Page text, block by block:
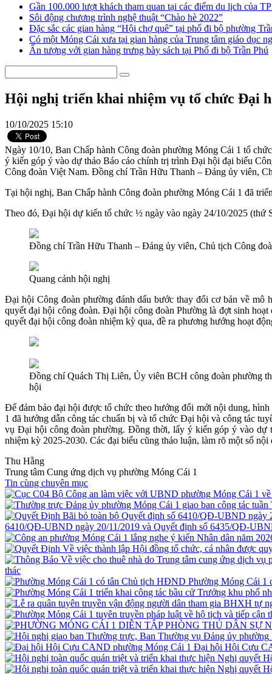
Gần 100.000 lượt khách tham quan tại các điểm du lịch của
Sôi động chương trình nghệ thuật “Chào hè 2022”
Đặc sắc các gian hàng “Hội chợ quê” tại phố đi bộ phường
Có một Móng Cái xưa tại gian hàng của Trung tâm giáo dục
Ấn tượng với gian hàng trưng bày sách tại Phố đi bộ Trần Phú
Hội nghị triển khai nhiệm vụ tổ chức Đại
10/10/2025 15:10
Ngày 10/10, Ban Chấp hành Công đoàn phường Móng Cái 1 tổ
ý kiến góp ý vào dự thảo Báo cáo chính trị trình Đại hội đại biểu
Công đoàn Việt Nam. Đồng chí Trần Hữu Thanh – Đảng ủy viên,
Tại hội nghị, Ban Chấp hành Công đoàn phường Móng Cái 1 đã
Theo đó, Đại hội dự kiến tổ chức ½ ngày vào ngày 24/10/2025 (thứ
Đồng chí Trần Hữu Thanh – Đảng ủy viên, Chủ tịch Công
Quang cảnh hội nghị
Đại hội Công đoàn phường đánh dấu bước thay đổi cơ bản về mô
quyết đại hội công đoàn. Đại hội công đoàn Phường là đợt sinh
quyết đại hội công đoàn nhiệm kỳ qua, đề ra phương hướng hoạt
Đồng chí Quách Thị Liên, Ủy viên BCH công đoàn phường
hội
Để đảm bảo đại hội được tổ chức theo hướng đổi mới nội dung,
1 đã hướng dẫn công tác chuẩn bị và tổ chức Đại hội và công tác
vụ Đại hội công đoàn phường. Đồng thời, lấy ý kiến góp ý vào
nhiệm kỳ 2025-2030. Các đại biểu cũng thảo luận, làm rõ một số nội
Thu Hằng
Trung tâm Cung ứng dịch vụ phường Móng Cái 1
Tin cùng chuyên mục
6410/QĐ-UBND ngày 20/11/2019 và Quyết định số 6435/QĐ-
thác
Phường Móng Cái 1
Đại hội Hội Cựu